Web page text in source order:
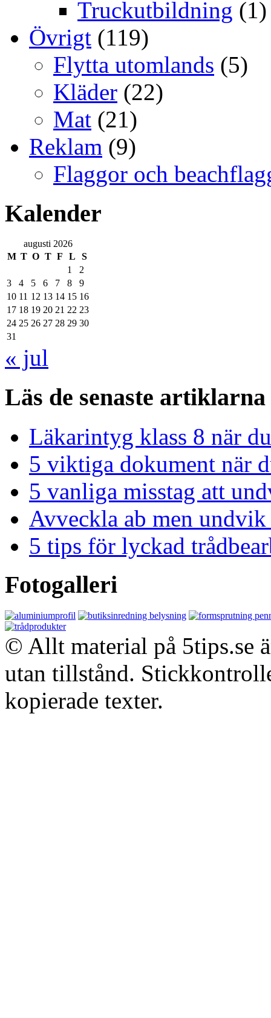
Truckutbildning (1)
Övrigt (119)
Flytta utomlands (5)
Kläder (22)
Mat (21)
Reklam (9)
Flaggor och
Kalender
augusti 2026
M T O T F L
S
1
2
3
4 5 6 7 8
9
10 11 12 13 14 15 16
17 18 19 20 21 22 23
24 25 26 27 28 29 30
31
« jul
Läs de senaste artiklarna
Läkarintyg klass 8 när
5 viktiga dokument när
5 vanliga misstag att
Avveckla ab men
5 tips för lyckad
Fotogalleri
© Allt material på 5tips.se
utan tillstånd.
kopierade texter.